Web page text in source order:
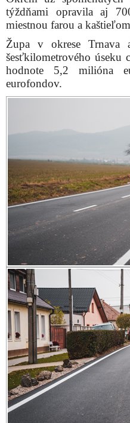
týždňami opravila aj
miestnou farou a
Župa v okrese Trnava
šesťkilometrového úseku
hodnote 5,2 milióna
eurofondov.